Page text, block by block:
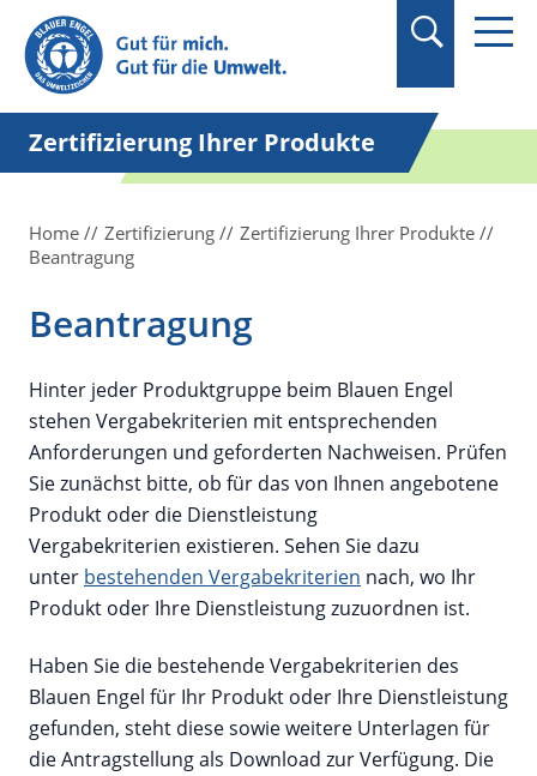
Suchbegriff in
Anführungszeichen
setzen.
Zertifizierung Ihrer Produkte
Home Zertifizierung
Zertifizierung Ihrer Produkte
Beantragung
Beantragung
Hinter jeder Produktgruppe beim Blauen Engel
stehen Vergabekriterien mit entsprechenden
Anforderungen und geforderten Nachweisen. Prüfen
Sie zunächst bitte, ob für das von Ihnen angebotene
Produkt oder die Dienstleistung
Vergabekriterien existieren. Sehen Sie dazu
unter bestehenden Vergabekriterien nach, wo Ihr
Produkt oder Ihre Dienstleistung zuzuordnen ist.
Haben Sie die bestehende Vergabekriterien des
Blauen Engel für Ihr Produkt oder Ihre Dienstleistung
gefunden, steht diese sowie weitere Unterlagen für
die Antragstellung als Download zur Verfügung. Die